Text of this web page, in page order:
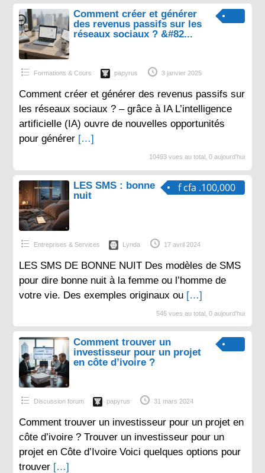
Comment créer et générer
des revenus passifs sur les
réseaux sociaux ? &#82...
Formations & Cours papyrus 3 janvier 2025
Comment créer et générer des revenus passifs sur
les réseaux sociaux ? – grâce à IA L’intelligence
artificielle (IA) ouvre de nouvelles opportunités
pour générer […]
10493 vues au total, 0 aujourd'hui
f cfa .100,000
LES SMS : bonne
nuit
Entreprises & Services Lynda 17 avril 2024
LES SMS DE BONNE NUIT Des modèles de SMS
pour dire bonne nuit à la femme ou l’homme de
votre vie. Des exemples originaux ou […]
546 vues au total, 0 aujourd'hui
Comment trouver un
investisseur pour un projet
en côte d’ivoire ?
Discussion forum papyrus 31 mars 2024
Comment trouver un investisseur pour un projet en
côte d’ivoire ? Trouver un investisseur pour un
projet en Côte d’Ivoire Voici quelques options pour
trouver […]